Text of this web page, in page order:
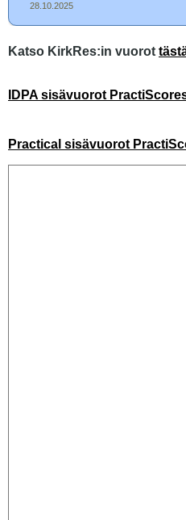
28.10.2025
Katso KirkRes:in vuorot
IDPA sisävuorot
Practical sisävuorot